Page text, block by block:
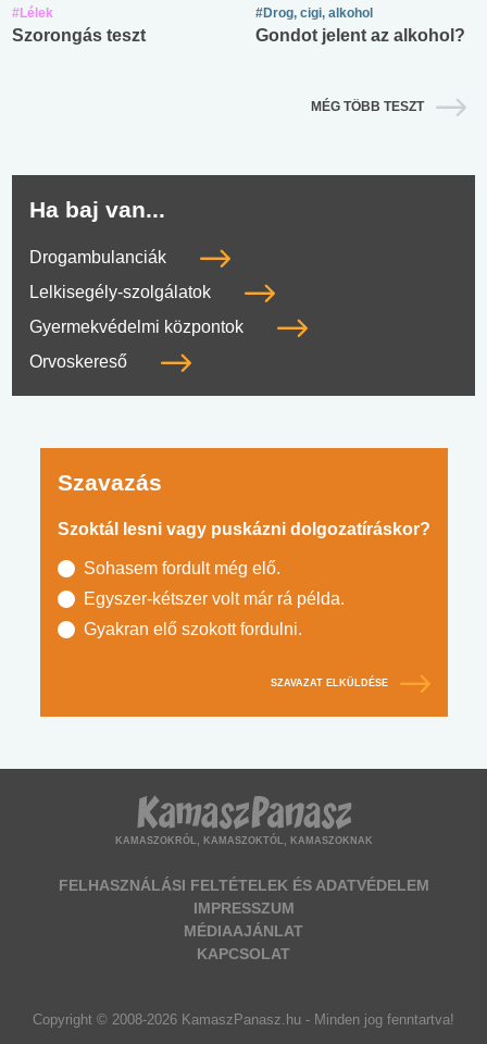
#Lélek
Szorongás teszt
#Drog, cigi, alkohol
Gondot jelent az alkohol?
MÉG TÖBB TESZT
Ha baj van...
Drogambulanciák
Lelkisegély-szolgálatok
Gyermekvédelmi központok
Orvoskereső
Szavazás
Szoktál lesni vagy puskázni dolgozatíráskor?
Sohasem fordult még elő.
Egyszer-kétszer volt már rá példa.
Gyakran elő szokott fordulni.
SZAVAZAT ELKÜLDÉSE
KAMASZOKRÓL, KAMASZOKTÓL, KAMASZOKNAK
FELHASZNÁLÁSI FELTÉTELEK ÉS ADATVÉDELEM
IMPRESSZUM
MÉDIAAJÁNLAT
KAPCSOLAT
Copyright © 2008-2026 KamaszPanasz.hu - Minden jog fenntartva!